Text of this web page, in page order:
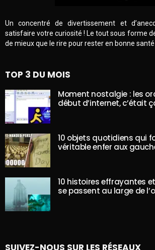
Un concentré de divertissement et
satisfaire votre curiosité ! Le tout sous forme
de mieux que le rire pour rester en bonne santé
TOP 3 DU MOIS
Moment nostalgie : les
début d’internet, c’était
10 objets quotidiens qui
véritable enfer aux
10 histoires effrayantes
se passent au large de